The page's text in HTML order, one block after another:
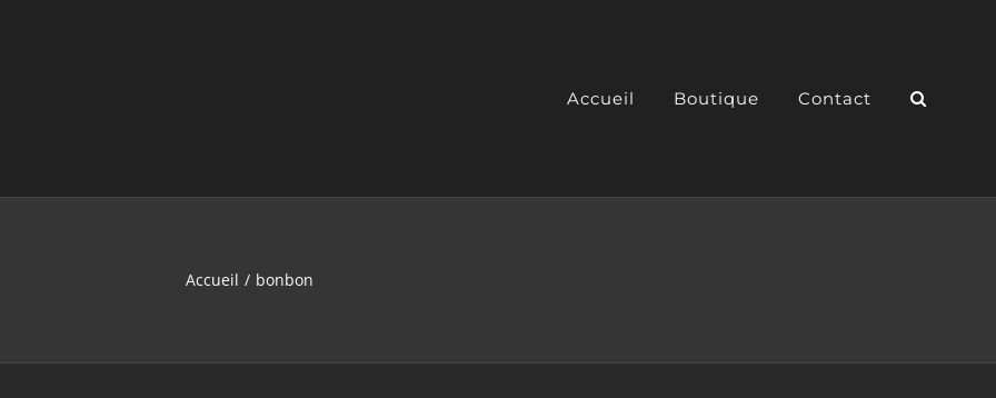
Accueil Boutique Contact
Accueil bonbon